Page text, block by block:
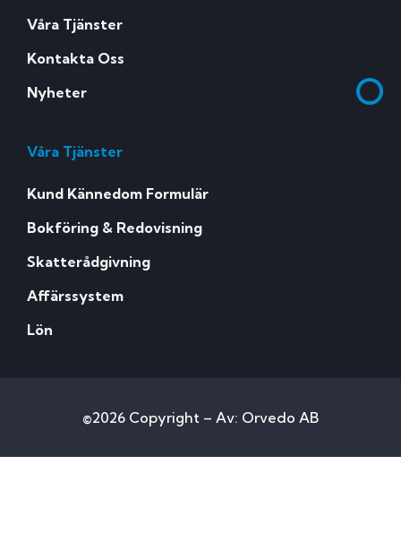
Våra Tjänster
Kontakta Oss
Nyheter
Våra Tjänster
Kund Kännedom Formulär
Bokföring & Redovisning
Skatterådgivning
Affärssystem
Lön
©2026 Copyright – Av: Orvedo AB